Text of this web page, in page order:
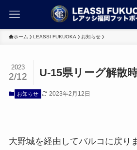
ホーム LEASSI FUKUOKA お知らせ
U-15県リーグ解散
2023
2/12
お知らせ 2023年2月12日
大野城を経由してバルコに戻り